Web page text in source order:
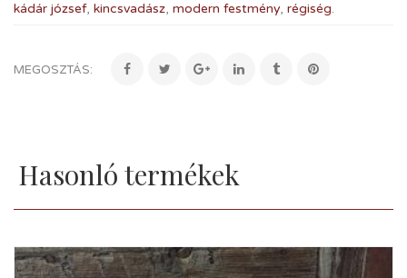
kádár józsef, kincsvadász, modern festmény, régiség.
MEGOSZTÁS:
Hasonló termékek